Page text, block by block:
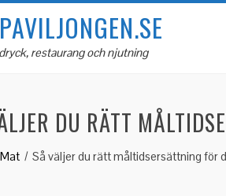
restaurang och njutning
DU RÄTT
Mat Så väljer du rätt måltidsersättning för